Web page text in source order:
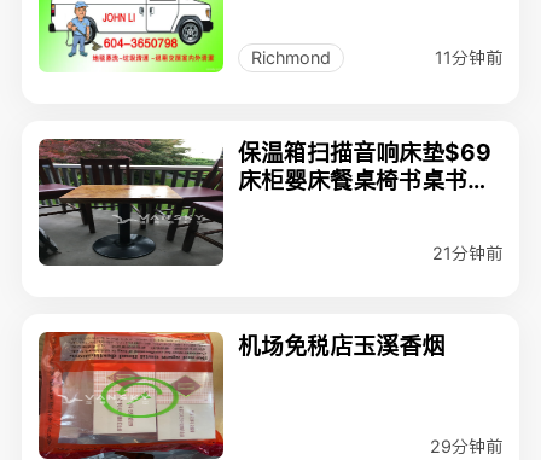
65-0798
Richmond 11分钟前
保温箱扫描音响床垫$69
床柜婴床餐桌椅书桌书架
21分钟前
机场免税店玉溪香烟
29分钟前